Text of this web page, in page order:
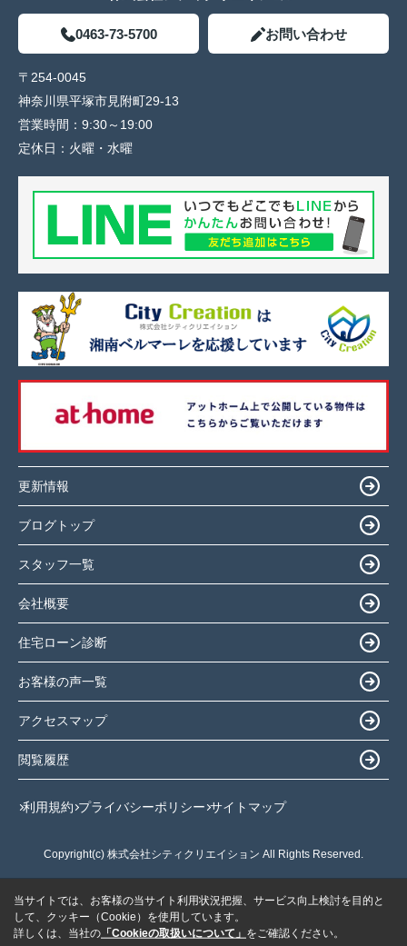
0463-73-5700 お問い合わせ
〒254-0045
神奈川県平塚市見附町29-13
営業時間： 9:30～19:00
定休日： 火曜・水曜
更新情報
ブログトップ
スタッフ一覧
会社概要
住宅ローン診断
お客様の声一覧
アクセスマップ
閲覧履歴
利用規約 プライバシーポリシー サイトマップ
Copyright(c) 株式会社シティクリエイション All Rights Reserved.
当サイトでは、お客様の当サイト利用状況把握、サービス向上検討を目的と
して、クッキー（Cookie）を使用しています。
詳しくは、当社の 「Cookieの取扱いについて」 をご確認ください。